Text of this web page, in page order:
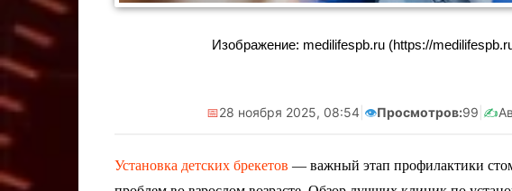
Изображение: medilifespb.ru (https://
📅28 ноября 2025, 08:54| 👁️Просмотров:99 ✍️
Установка детских брекетов — важный этап профилактики